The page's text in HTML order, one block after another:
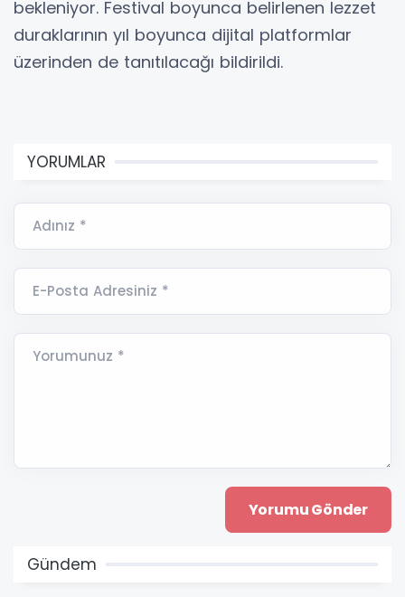
bekleniyor. Festival boyunca belirlenen lezzet
duraklarının yıl boyunca dijital platformlar
üzerinden de tanıtılacağı bildirildi.
YORUMLAR
Adınız *
E-Posta Adresiniz *
Yorumunuz *
Gündem